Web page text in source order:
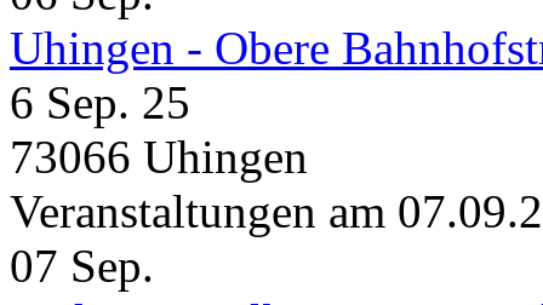
Uhingen - Obere
6 Sep. 25
73066 Uhingen
Veranstaltungen am
07 Sep.